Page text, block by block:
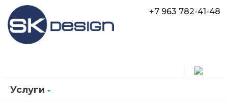
Услуги
+7 963 782-41-48